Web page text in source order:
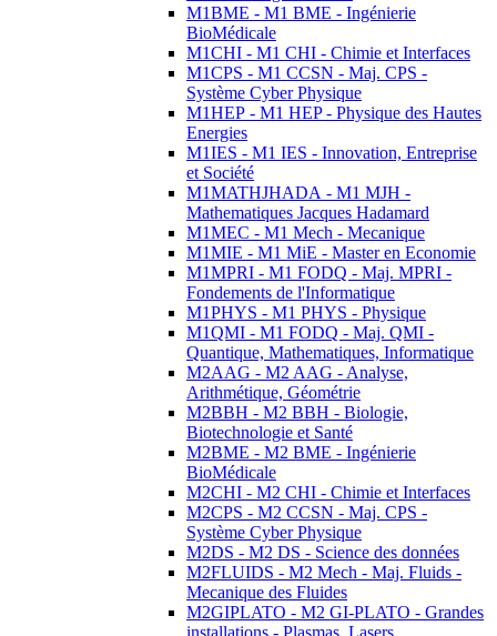
M1BME - M1 BME - Ingénierie
BioMédicale
M1CHI - M1 CHI - Chimie et Interfaces
M1CPS - M1 CCSN - Maj. CPS -
Système Cyber Physique
M1HEP - M1 HEP - Physique des Hautes
Energies
M1IES - M1 IES - Innovation, Entreprise
et Société
M1MATHJHADA - M1 MJH -
Mathematiques Jacques Hadamard
M1MEC - M1 Mech - Mecanique
M1MIE - M1 MiE - Master en Economie
M1MPRI - M1 FODQ - Maj. MPRI -
Fondements de l'Informatique
M1PHYS - M1 PHYS - Physique
M1QMI - M1 FODQ - Maj. QMI -
Quantique, Mathematiques, Informatique
M2AAG - M2 AAG - Analyse,
Arithmétique, Géométrie
M2BBH - M2 BBH - Biologie,
Biotechnologie et Santé
M2BME - M2 BME - Ingénierie
BioMédicale
M2CHI - M2 CHI - Chimie et Interfaces
M2CPS - M2 CCSN - Maj. CPS -
Système Cyber Physique
M2DS - M2 DS - Science des données
M2FLUIDS - M2 Mech - Maj. Fluids -
Mecanique des Fluides
M2GIPLATO - M2 GI-PLATO - Grandes
installations - Plasmas, Lasers,